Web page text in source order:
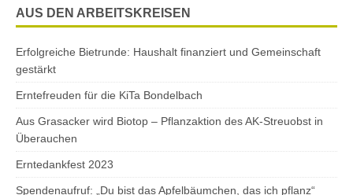
AUS DEN ARBEITSKREISEN
Erfolgreiche Bietrunde: Haushalt finanziert und Gemeinschaft
gestärkt
Erntefreuden für die KiTa Bondelbach
Aus Grasacker wird Biotop – Pflanzaktion des AK-Streuobst in
Überauchen
Erntedankfest 2023
Spendenaufruf: „Du bist das Apfelbäumchen, das ich pflanz“